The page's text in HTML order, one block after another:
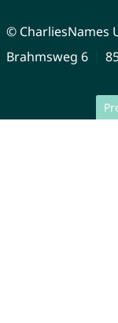
© CharliesNames
Brahmsweg 6